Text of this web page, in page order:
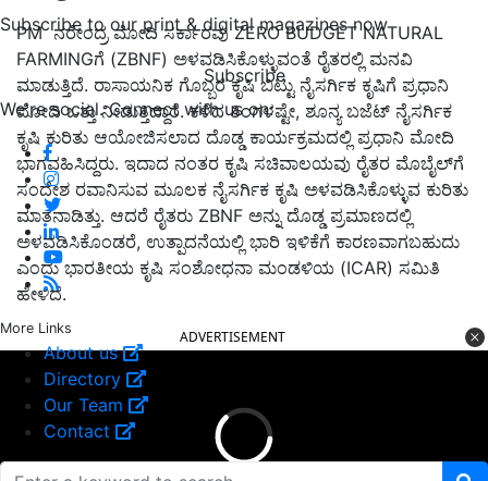
Subscribe to our print & digital magazines now
Subscribe
We're social. Connect with us on:
More Links
About us
Directory
Our Team
Contact
PM ನರೇಂದ್ರ ಮೋದಿ ಸರ್ಕಾರವು ZERO BUDGET NATURAL
FARMINGಗೆ (ZBNF) ಅಳವಡಿಸಿಕೊಳ್ಳುವಂತೆ ರೈತರಲ್ಲಿ ಮನವಿ
ಮಾಡುತ್ತಿದೆ. ರಾಸಾಯನಿಕ ಗೊಬ್ಬರ ಕೃಷಿ ಬಿಟ್ಟು ನೈಸರ್ಗಿಕ ಕೃಷಿಗೆ ಪ್ರಧಾನಿ
ಮೋದಿ ಒತ್ತು ನೀಡುತ್ತಿದ್ದಾರೆ. ಕಳೆದ ತಿಂಗಳಷ್ಟೇ, ಶೂನ್ಯ ಬಜೆಟ್ ನೈಸರ್ಗಿಕ
ಕೃಷಿ ಕುರಿತು ಆಯೋಜಿಸಲಾದ ದೊಡ್ಡ ಕಾರ್ಯಕ್ರಮದಲ್ಲಿ ಪ್ರಧಾನಿ ಮೋದಿ
ಭಾಗವಹಿಸಿದ್ದರು. ಇದಾದ ನಂತರ ಕೃಷಿ ಸಚಿವಾಲಯವು ರೈತರ ಮೊಬೈಲ್‌ಗೆ
ಸಂದೇಶ ರವಾನಿಸುವ ಮೂಲಕ ನೈಸರ್ಗಿಕ ಕೃಷಿ ಅಳವಡಿಸಿಕೊಳ್ಳುವ ಕುರಿತು
ಮಾತನಾಡಿತ್ತು. ಆದರೆ ರೈತರು ZBNF ಅನ್ನು ದೊಡ್ಡ ಪ್ರಮಾಣದಲ್ಲಿ
ಅಳವಡಿಸಿಕೊಂಡರೆ, ಉತ್ಪಾದನೆಯಲ್ಲಿ ಭಾರಿ ಇಳಿಕೆಗೆ ಕಾರಣವಾಗಬಹುದು
ಎಂದು ಭಾರತೀಯ ಕೃಷಿ ಸಂಶೋಧನಾ ಮಂಡಳಿಯ (ICAR) ಸಮಿತಿ
ಹೇಳಿದೆ.
ADVERTISEMENT